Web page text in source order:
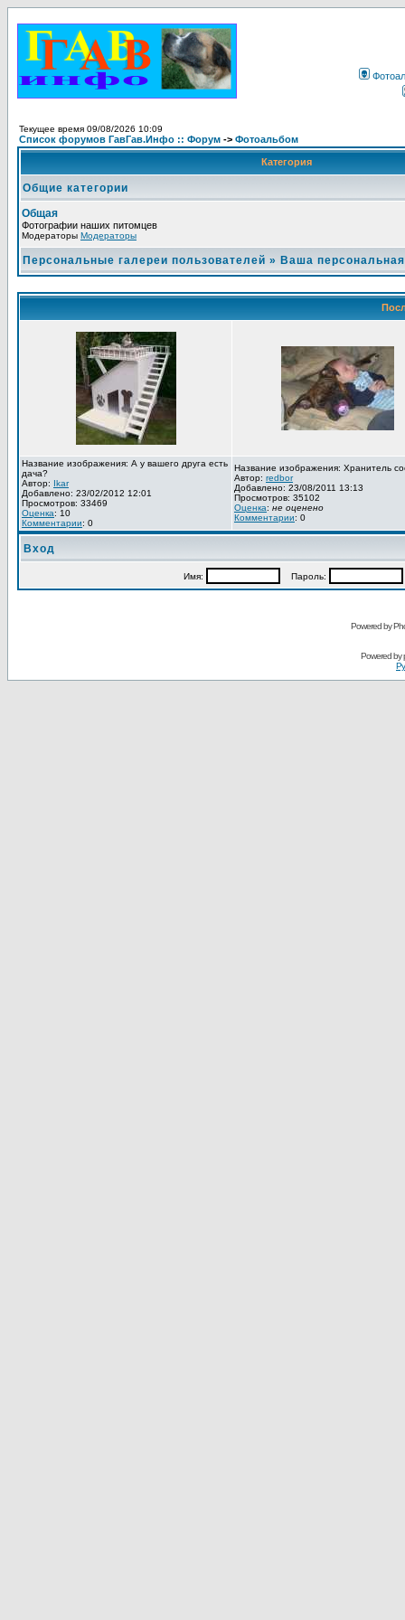
Текущее время 09/08/2026 10:09
Список форумов ГавГав.Инфо :: Форум -> Фотоальбом
Категория
Общие категории
Общая
Фотографии наших питомцев
Модераторы Модераторы
Персональные галереи пользователей » Ваша
Название изображения: А у вашего друга есть
дача?
Автор: Ikar
Добавлено: 23/02/2012 12:01
Просмотров: 33469
Оценка: 10
Комментарии: 0
Название изображения: Хранитель
Автор: redbor
Добавлено: 23/08/2011 13:13
Просмотров: 35102
Оценка: не оценено
Комментарии: 0
Вход
Имя: Пароль:
Powered by
Powered by